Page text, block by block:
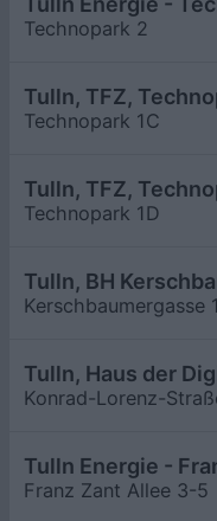
Technopark 2
Tulln, TFZ,
Technopark 1C
Tulln, TFZ,
Technopark 1D
Tulln, BH
Kerschbaumergasse
Tulln, Haus der
Konrad-Lorenz-
Tulln Energie -
Franz Zant Allee 3-5